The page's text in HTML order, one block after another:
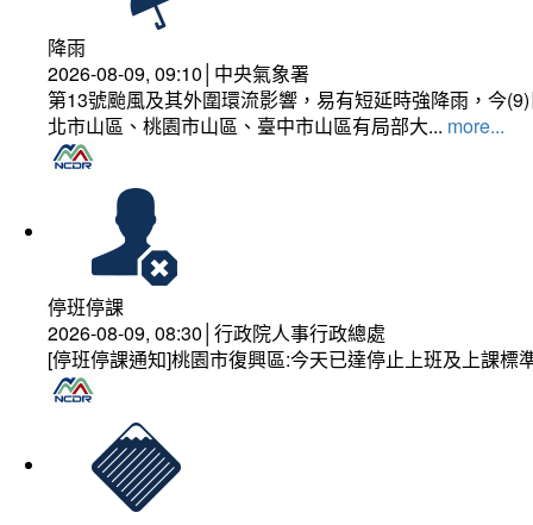
降雨
2026-08-09, 09:10│中央氣象署
第13號颱風及其外圍環流影響，易有短延時強降雨，今
北市山區、桃園市山區、臺中市山區有局部大... more...
停班停課
2026-08-09, 08:30│行政院人事行政總處
[停班停課通知]桃園市復興區:今天已達停止上班及上課